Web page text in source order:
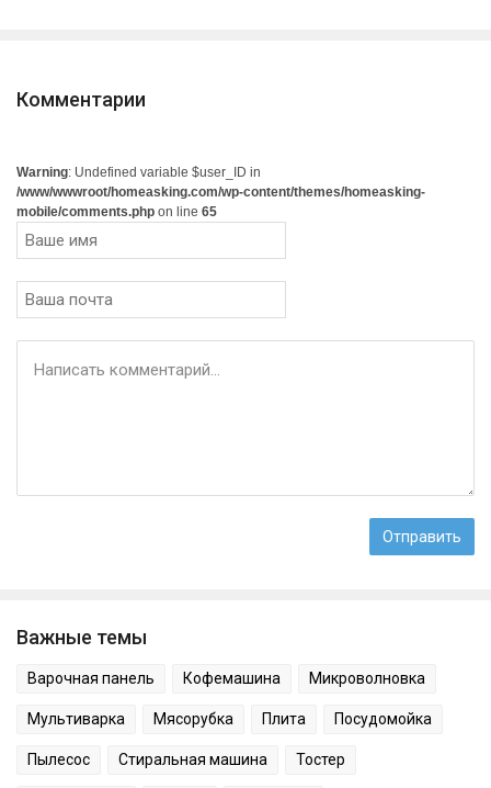
Комментарии
Warning: Undefined variable $user_ID in
/www/wwwroot/homeasking.com/wp-content/themes/homeasking-
mobile/comments.php on line 65
Важные темы
Варочная панель Кофемашина Микроволновка
Мультиварка Мясорубка Плита Посудомойка
Пылесос Стиральная машина Тостер